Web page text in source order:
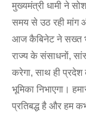
मुख्यमंत्री धामी ने
समय से उठ रही मांग
आज कैबिनेट ने सख्त
राज्य के संसाधनों,
करेगा, साथ ही प्रदेश
भूमिका निभाएगा।
प्रतिबद्ध है और हम